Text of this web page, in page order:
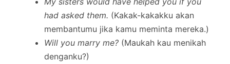
had asked them. (Kakak-kakakku akan
membantumu jika kamu meminta mereka.)
Will you marry me? (Maukah kau menikah
denganku?)